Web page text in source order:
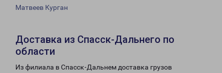
Матвеев Курган
Доставка из Спасск-Дальнего по
области
Из филиала в Спасск-Дальнем доставка грузов